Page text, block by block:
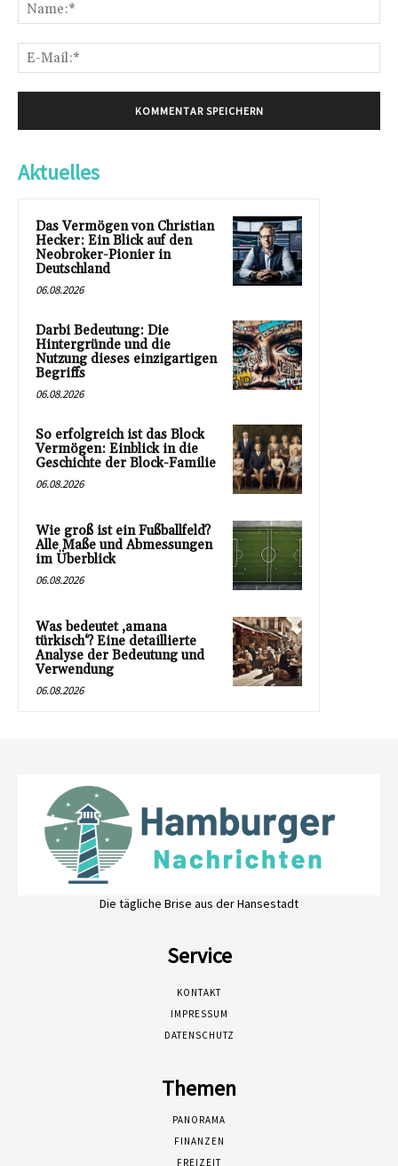
Aktuelles
Das Vermögen von Christian
Hecker: Ein Blick auf den
Neobroker-Pionier in
Deutschland
06.08.2026
Darbi Bedeutung: Die
Hintergründe und die
Nutzung dieses einzigartigen
Begriffs
06.08.2026
So erfolgreich ist das Block
Vermögen: Einblick in die
Geschichte der Block-Familie
06.08.2026
Wie groß ist ein Fußballfeld?
Alle Maße und Abmessungen
im Überblick
06.08.2026
Was bedeutet ‚amana
türkisch‘? Eine detaillierte
Analyse der Bedeutung und
Verwendung
06.08.2026
Die tägliche Brise aus der Hansestadt
Service
KONTAKT
IMPRESSUM
DATENSCHUTZ
Themen
PANORAMA
FINANZEN
FREIZEIT